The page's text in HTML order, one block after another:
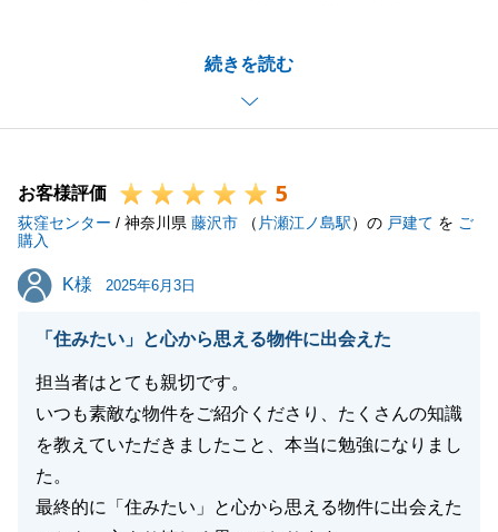
続きを読む
その際には、いつも温かくお迎え下さり励みになりま
先日ご新居の前を通り、素敵なご邸宅、外構を拝見し
来年の居住用の税控除の申告も税理士と一緒にお手伝
いして参ります。
引き続き宜しくお願い申し上げます。
閉じる
お客様評価 5
荻窪センター / 神奈川県 藤沢市 （ 片瀬江ノ島駅）の 戸建て を ご
購入
K様
K様 2025年6月3日
「住みたい」と心から思える物件に出会えた
担当者はとても親切です。
いつも素敵な物件をご紹介くださり、たくさんの知識
を教えていただきましたこと、本当に勉強になりまし
た。
最終的に「住みたい」と心から思える物件に出会えた